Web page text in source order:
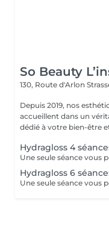
So Beauty
130, Route d'Arlon
Depuis 2019, nos
accueillent dans un
dédié à votre bien-être
Hydragloss 4
Hydragloss 6